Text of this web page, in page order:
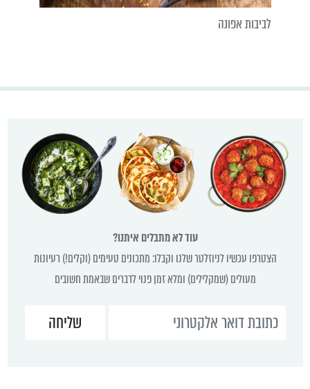
לביבות אפונה
עוד לא מתבלים איתנו?
הצטרפו עכשיו לניוזלטר שלנו וקבלו: מתכונים טעימים (וקלים!) רעיונות
מעולים (שמקלילים) ומלא זמן פנוי לדברים שבאמת חשובים